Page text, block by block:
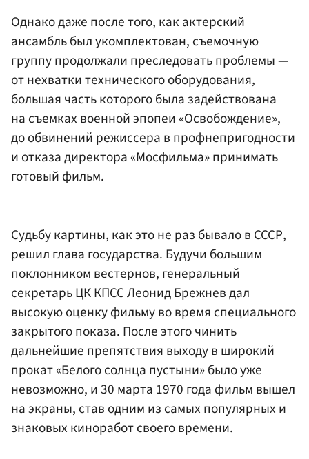
Однако даже после того, как актерский
ансамбль был укомплектован, съемочную
группу продолжали преследовать проблемы —
от нехватки технического оборудования,
большая часть которого была задействована
на съемках военной эпопеи «Освобождение»,
до обвинений режиссера в профнепригодности
и отказа директора «Мосфильма» принимать
готовый фильм.
Судьбу картины, как это не раз бывало в СССР,
решил глава государства. Будучи большим
поклонником вестернов, генеральный
секретарьЦК КПССЛеонид Брежневдал
высокую оценку фильму во время специального
закрытого показа. После этого чинить
дальнейшие препятствия выходу в широкий
прокат «Белого солнца пустыни» было уже
невозможно, и 30 марта 1970 года фильм вышел
на экраны, став одним из самых популярных и
знаковых киноработ своего времени.